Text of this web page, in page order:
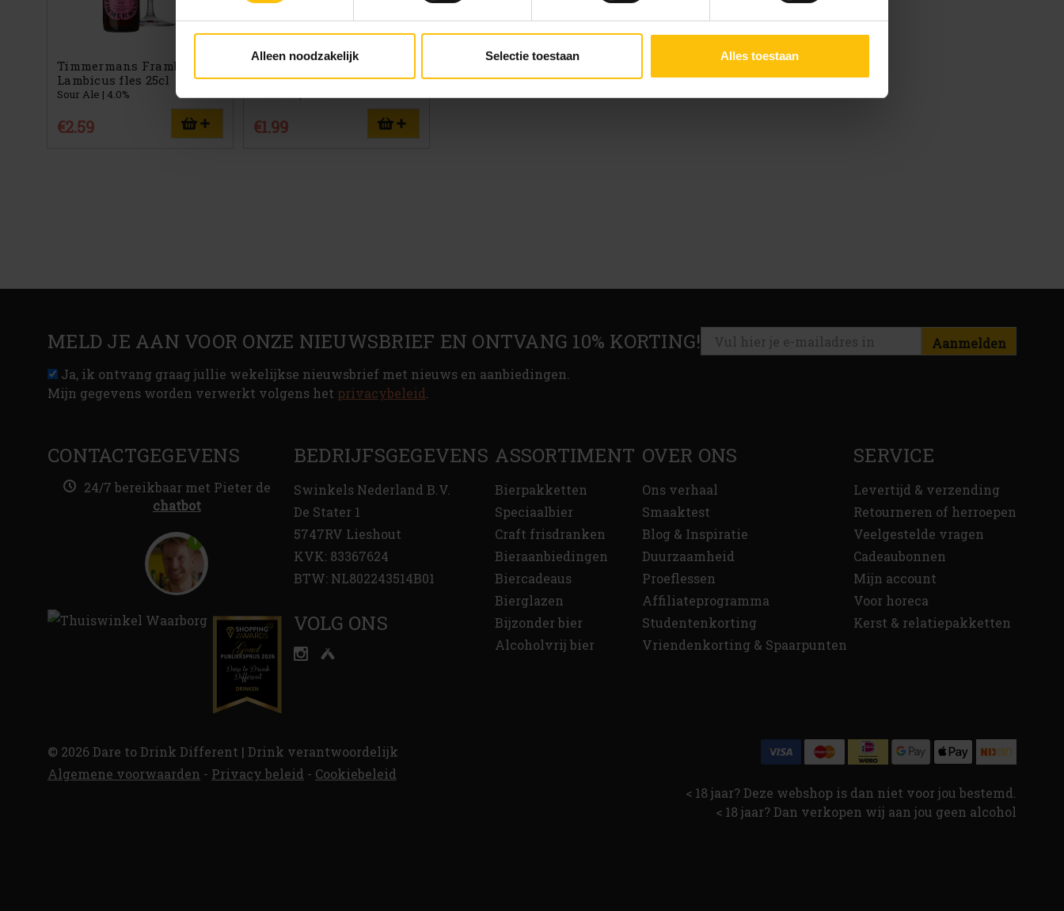
Alleen noodzakelijk Selectie toestaan Alles toestaan
Timmermans Framboise
Lambicus fles 25cl
Sour Ale | 4.0%
€2.59
Omer Vander Ghinste
Kriek Max fles 25cl
Fruitbier | 3.5%
€1.99
MELD JE AAN VOOR ONZE NIEUWSBRIEF EN ONTVANG 10% KORTING!
Ja, ik ontvang graag jullie wekelijkse nieuwsbrief met nieuws en aanbiedingen.
Mijn gegevens worden verwerkt volgens het privacybeleid.
Aanmelden
CONTACTGEGEVENS
24/7 bereikbaar met Pieter de
chatbot
BEDRIJFSGEGEVENS
Swinkels Nederland B.V.
De Stater 1
5747RV Lieshout
KVK: 83367624
BTW: NL802243514B01
VOLG ONS
ASSORTIMENT
Bierpakketten
Speciaalbier
Craft frisdranken
Bieraanbiedingen
Biercadeaus
Bierglazen
Bijzonder bier
Alcoholvrij bier
OVER ONS
Ons verhaal
Smaaktest
Blog & Inspiratie
Duurzaamheid
Proeflessen
Affiliateprogramma
Studentenkorting
Vriendenkorting & Spaarpunten
SERVICE
Levertijd & verzending
Retourneren of herroepen
Veelgestelde vragen
Cadeaubonnen
Mijn account
Voor horeca
Kerst & relatiepakketten
© 2026 Dare to Drink Different | Drink verantwoordelijk
Algemene voorwaarden - Privacy beleid - Cookiebeleid
< 18 jaar? Deze webshop is dan niet voor jou bestemd.
< 18 jaar? Dan verkopen wij aan jou geen alcohol